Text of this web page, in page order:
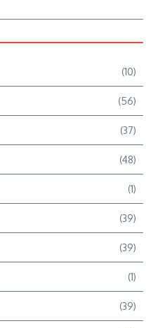
(10)
(56)
(37)
(48)
(1)
(39)
(39)
(1)
(39)